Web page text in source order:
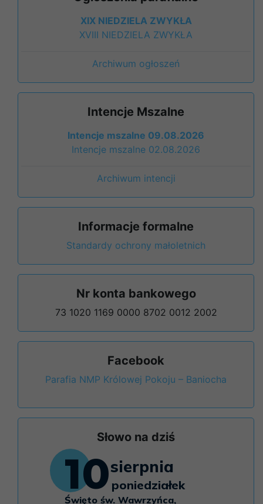
XIX NIEDZIELA ZWYKŁA
XVIII NIEDZIELA ZWYKŁA
Archiwum ogłoszeń
Intencje Mszalne
Intencje mszalne 09.08.2026
Intencje mszalne 02.08.2026
Archiwum intencji
Informacje formalne
Standardy ochrony małoletnich
Nr konta bankowego
73 1020 1169 0000 8702 0012 2002
Facebook
Parafia NMP Królowej Pokoju – Baniocha
Słowo na dziś